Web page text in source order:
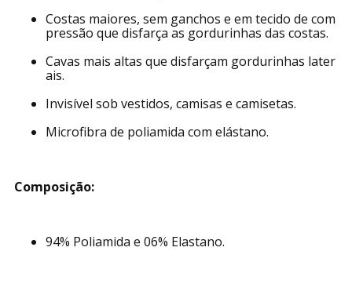
Costas maiores, sem ganchos e em tecido de com
pressão que disfarça as gordurinhas das costas.
Cavas mais altas que disfarçam gordurinhas later
ais.
Invisível sob vestidos, camisas e camisetas.
Microfibra de poliamida com elástano.
Composição:
94% Poliamida e 06% Elastano.